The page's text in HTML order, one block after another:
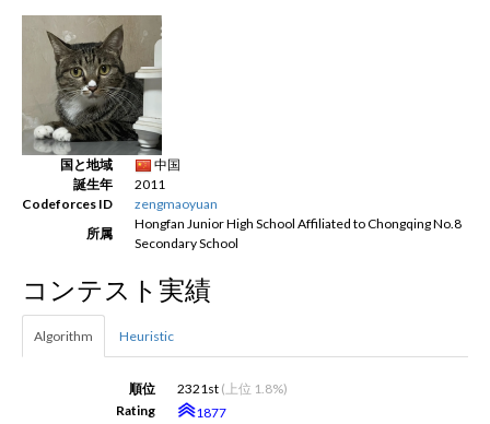
国と地域
中国
誕生年
2011
Codeforces ID
zengmaoyuan
所属
Hongfan Junior High School Affiliated to Chongqing No.8
Secondary School
コンテスト実績
Algorithm Heuristic
順位 2321st (上位 1.8%)
Rating
1877